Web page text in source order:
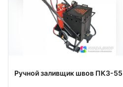
Ручной заливщик швов ПКЗ-55